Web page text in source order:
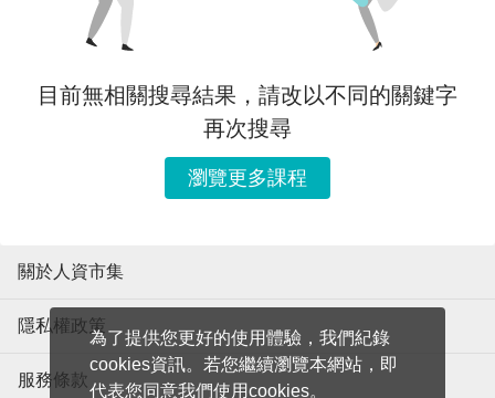
為了提供您更好的使用體驗，我們紀錄
cookies資訊。若您繼續瀏覽本網站，即
代表您同意我們使用cookies。
目前無相關搜尋結果，請改以不同的關鍵字
再次搜尋
瀏覽更多課程
關於人資市集
隱私權政策
服務條款